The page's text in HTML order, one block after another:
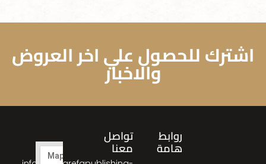
اشترك للحصول علي اخر العروض
والاخبار
روابط
هامة
تواصل
معنا